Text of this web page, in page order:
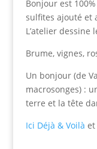
Bonjour est
sulfites ajouté et
L’atelier dessine
Brume, vignes,
Un bonjour (de
macrosonges) :
terre et la tête
Ici Déjà & Voilà et